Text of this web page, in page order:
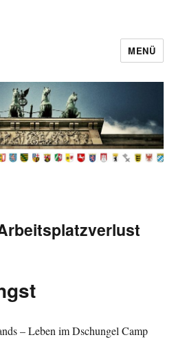
MENÜ
– Leben im Dschungel Camp